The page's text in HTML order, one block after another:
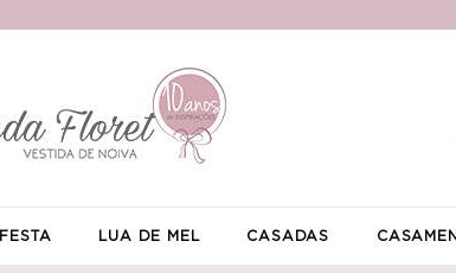
FESTA LUA DE MEL CASADAS